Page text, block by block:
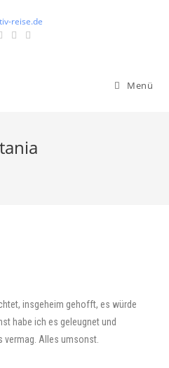
reise.de
Menü
insgeheim gehofft, es würde
habe ich es geleugnet und
vermag. Alles umsonst.